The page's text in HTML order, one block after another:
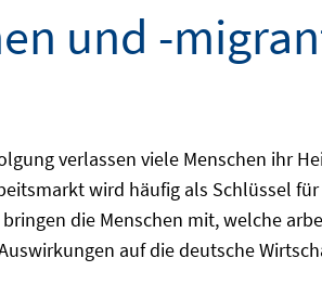
und -
verlassen viele Menschen ihr
wird häufig als Schlüssel
die Menschen mit, welche
auf die deutsche